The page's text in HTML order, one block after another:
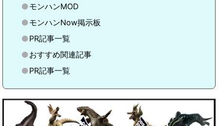
モンハンMOD
モンハンNow掲示板
PR記事一覧
おすすめ関連記事
PR記事一覧